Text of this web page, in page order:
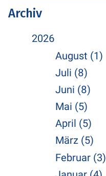
Archiv
2026
August (1)
Juli (8)
Juni (8)
Mai (5)
April (5)
März (5)
Februar (3)